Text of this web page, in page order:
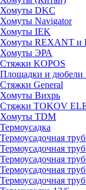
Хомуты DKC
Хомуты Navigator
Хомуты IEK
Хомуты REXANT и
Хомуты ЭРА
Стяжки KOPOS
Площадки и дюбели
Стяжки General
Хомуты Вихрь
Стяжки TOKOV
Хомуты TDM
Термоусадка
Термоусадочная
Термоусадочная
Термоусадочная
Термоусадочная
Термоусадочная